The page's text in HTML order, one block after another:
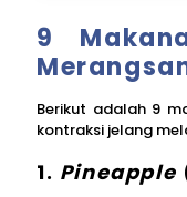
9
Berikut adalah 9
kontraksi jelang
1. Pineapple